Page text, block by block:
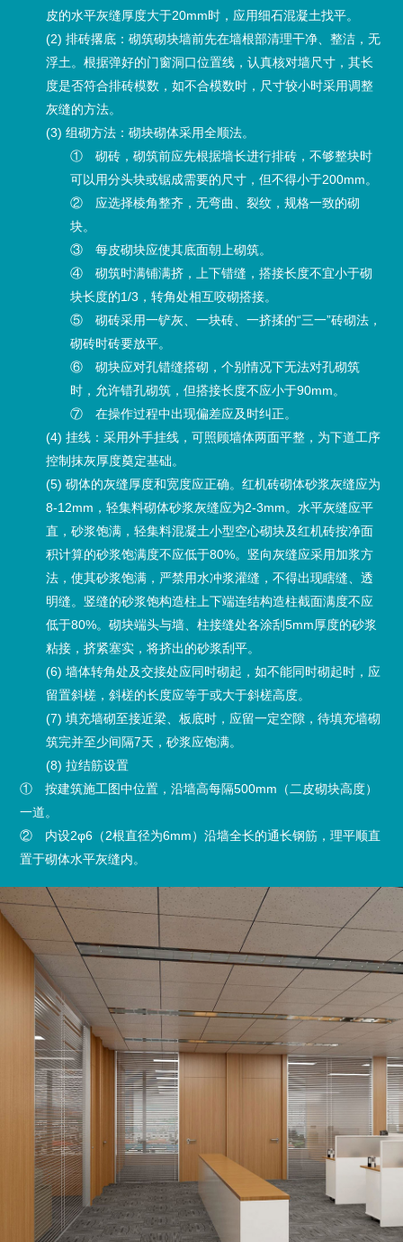
皮的水平灰缝厚度大于20mm时，应用细石混凝土找平。
(2) 排砖撂底：砌筑砌块墙前先在墙根部清理干净、整洁，无
浮土。根据弹好的门窗洞口位置线，认真核对墙尺寸，其长
度是否符合排砖模数，如不合模数时，尺寸较小时采用调整
灰缝的方法。
(3) 组砌方法：砌块砌体采用全顺法。
① 砌砖，砌筑前应先根据墙长进行排砖，不够整块时
可以用分头块或锯成需要的尺寸，但不得小于200mm。
② 应选择棱角整齐，无弯曲、裂纹，规格一致的砌
块。
③ 每皮砌块应使其底面朝上砌筑。
④ 砌筑时满铺满挤，上下错缝，搭接长度不宜小于砌
块长度的1/3，转角处相互咬砌搭接。
⑤ 砌砖采用一铲灰、一块砖、一挤揉的“三一”砖砌法，
砌砖时砖要放平。
⑥ 砌块应对孔错缝搭砌，个别情况下无法对孔砌筑
时，允许错孔砌筑，但搭接长度不应小于90mm。
⑦ 在操作过程中出现偏差应及时纠正。
(4) 挂线：采用外手挂线，可照顾墙体两面平整，为下道工序
控制抹灰厚度奠定基础。
(5) 砌体的灰缝厚度和宽度应正确。红机砖砌体砂浆灰缝应为
8-12mm，轻集料砌体砂浆灰缝应为2-3mm。水平灰缝应平
直，砂浆饱满，轻集料混凝土小型空心砌块及红机砖按净面
积计算的砂浆饱满度不应低于80%。竖向灰缝应采用加浆方
法，使其砂浆饱满，严禁用水冲浆灌缝，不得出现瞎缝、透
明缝。竖缝的砂浆饱构造柱上下端连结构造柱截面满度不应
低于80%。砌块端头与墙、柱接缝处各涂刮5mm厚度的砂浆
粘接，挤紧塞实，将挤出的砂浆刮平。
(6) 墙体转角处及交接处应同时砌起，如不能同时砌起时，应
留置斜槎，斜槎的长度应等于或大于斜槎高度。
(7) 填充墙砌至接近梁、板底时，应留一定空隙，待填充墙砌
筑完并至少间隔7天，砂浆应饱满。
(8) 拉结筋设置
① 按建筑施工图中位置，沿墙高每隔500mm（二皮砌块高度）
一道。
② 内设2φ6（2根直径为6mm）沿墙全长的通长钢筋，理平顺直
置于砌体水平灰缝内。